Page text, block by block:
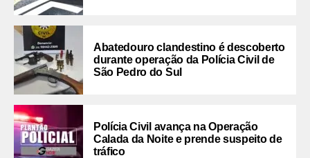
Abatedouro clandestino é descoberto
durante operação da Polícia Civil de
São Pedro do Sul
Polícia Civil avança na Operação
Calada da Noite e prende suspeito de
tráfico